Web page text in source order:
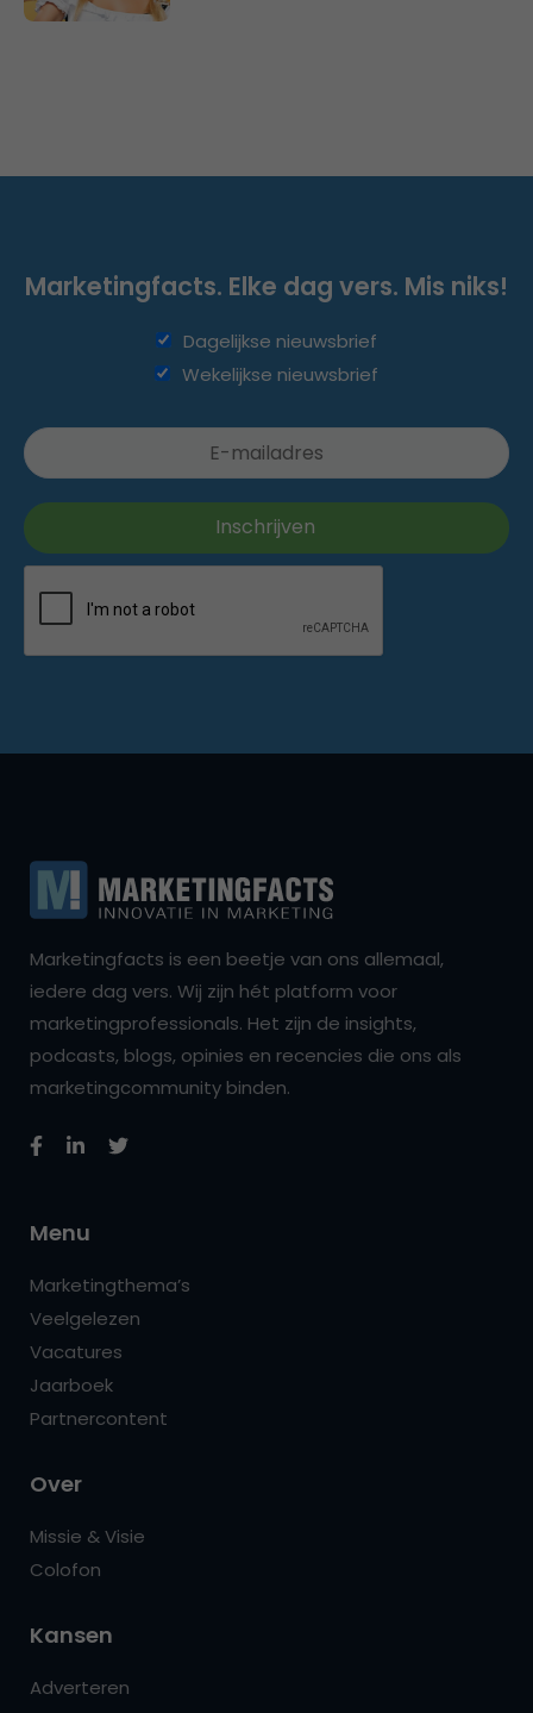
Marketingfacts. Elke dag vers. Mis niks!
Dagelijkse nieuwsbrief
Wekelijkse nieuwsbrief
Marketingfacts is een beetje van ons allemaal,
iedere dag vers. Wij zijn hét platform voor
marketingprofessionals. Het zijn de insights,
podcasts, blogs, opinies en recencies die ons als
marketingcommunity binden.
Menu
Marketingthema’s
Veelgelezen
Vacatures
Jaarboek
Partnercontent
Over
Missie & Visie
Colofon
Kansen
Adverteren